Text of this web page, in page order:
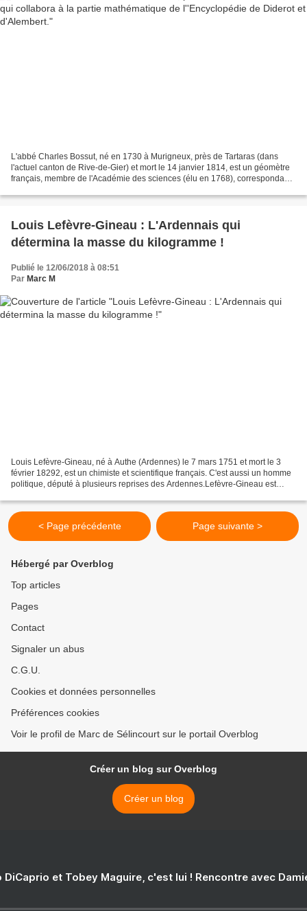
L'abbé Charles Bossut, né en 1730 à Murigneux, près de Tartaras (dans
l'actuel canton de Rive-de-Gier) et mort le 14 janvier 1814, est un géomètre
français, membre de l'Académie des sciences (élu en 1768), correspondant
Louis Lefèvre-Gineau : L'Ardennais qui
détermina la masse du kilogramme !
Publié le 12/06/2018 à 08:51
Par Marc M
Louis Lefèvre-Gineau, né à Authe (Ardennes) le 7 mars 1751 et mort le 3
février 18292, est un chimiste et scientifique français. C'est aussi un homme
politique, député à plusieurs reprises des Ardennes.Lefèvre-Gineau est
< Page précédente Page suivante >
Hébergé par Overblog
Top articles
Pages
Contact
Signaler un abus
C.G.U.
Cookies et données personnelles
Préférences cookies
Voir le profil de Marc de Sélincourt sur le portail Overblog
Créer un blog sur Overblog
Créer un blog
DiCaprio et Tobey Maguire, c'est lui ! Rencontre avec